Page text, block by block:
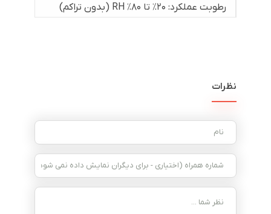
رطوبت عملکرد: ۲۰٪ تا ۸۰٪ RH (بدون تراکم)
نظرات